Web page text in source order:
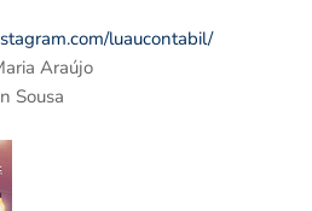
luaucontabil/
Araújo
Sousa